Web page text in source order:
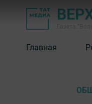
Главная